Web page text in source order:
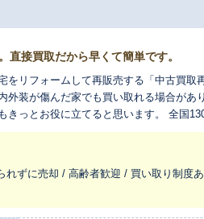
直接買取だから早くて簡単です。
をリフォームして再販売する「中古買取
外装が傷んだ家でも買い取れる場合が
きっとお役に立てると思います。 全国
ぐお手伝いをさせてください。
れずに売却 / 高齢者歓迎 / 買い取り制度